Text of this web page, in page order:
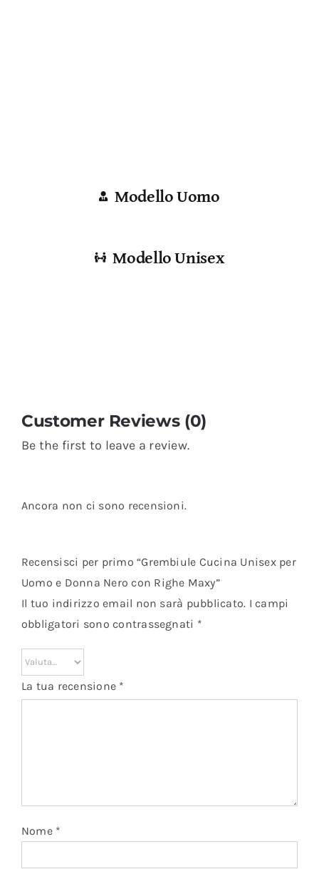
Modello Uomo
Modello Unisex
Customer Reviews (0)
Be the first to leave a review.
Ancora non ci sono recensioni.
Recensisci per primo “Grembiule Cucina Unisex per
Uomo e Donna Nero con Righe Maxy”
Il tuo indirizzo email non sarà pubblicato. I campi
obbligatori sono contrassegnati *
La tua recensione *
Nome *